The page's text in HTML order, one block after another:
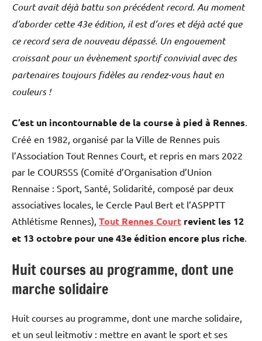
Court avait déjà battu son précédent record. Au moment
d’aborder cette 43e édition, il est d’ores et déjà acté que
ce record sera de nouveau dépassé. Un engouement
croissant pour un évènement sportif convivial avec des
partenaires toujours fidèles au rendez-vous haut en
couleurs !
C’est un incontournable de la course à pied à Rennes.
Créé en 1982, organisé par la Ville de Rennes puis
l’Association Tout Rennes Court, et repris en mars 2022
par le COURSSS (Comité d’Organisation d’Union
Rennaise : Sport, Santé, Solidarité, composé par deux
associatives locales, le Cercle Paul Bert et l’ASPPTT
Athlétisme Rennes), Tout Rennes Court revient les 12
et 13 octobre pour une 43e édition encore plus riche.
Huit courses au programme, dont une
marche solidaire
Huit courses au programme, dont une marche solidaire,
et un seul leitmotiv : mettre en avant le sport et ses